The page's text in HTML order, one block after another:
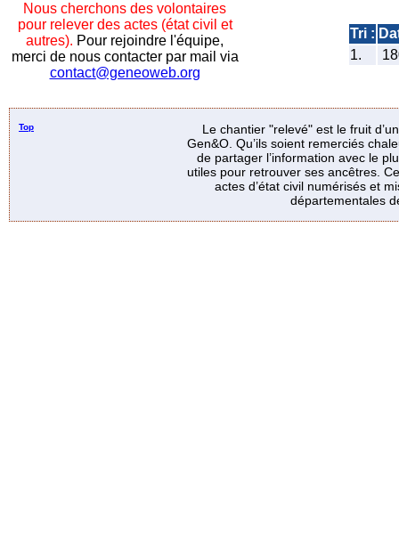
Nous cherchons des volontaires
pour relever des actes (état civil et
autres). Pour rejoindre l'équipe,
merci de nous contacter par mail via
contact@geneoweb.org
Tri :
1.
Top
Le chantier "relevé" est le fruit
Gen&O. Qu’ils soient remerciés
de partager l’information avec le
utiles pour retrouver ses ancêtres.
actes d’état civil numérisés et
départementales